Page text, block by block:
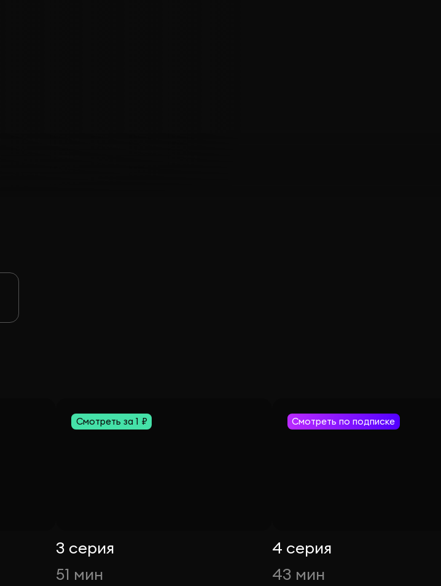
Смотреть за 1 ₽
3 серия
51 мин
Смотреть по подписке
4 серия
43 мин